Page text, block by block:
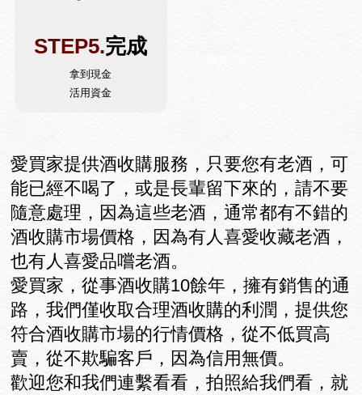
STEP5.完成
拿到現金
活用資金
愛買家提供酒收購服務，只要您有老酒，可
能已經不喝了，或是長輩留下來的，請不要
隨意處理，因為這些老酒，通常都有不錯的
酒收購市場價格，因為有人喜愛收藏老酒，
也有人喜愛品嚐老酒。
愛買家，從事酒收購10餘年，擁有銷售的通
路，我們僅收取合理酒收購的利潤，提供您
符合酒收購市場的行情價格，從不低買高
賣，從不欺騙客戶，因為信用無價。
歡迎您和我們連繫看看，拍照給我們看，就